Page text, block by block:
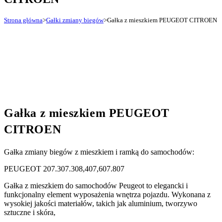
Strona główna>Gałki zmiany biegów>Gałka z mieszkiem PEUGEOT CITROEN
Gałka z mieszkiem PEUGEOT
CITROEN
Gałka zmiany biegów z mieszkiem i ramką do samochodów:
PEUGEOT 207.307.308,407,607.807
Gałka z mieszkiem do samochodów Peugeot to elegancki i
funkcjonalny element wyposażenia wnętrza pojazdu. Wykonana z
wysokiej jakości materiałów, takich jak aluminium, tworzywo
sztuczne i skóra,